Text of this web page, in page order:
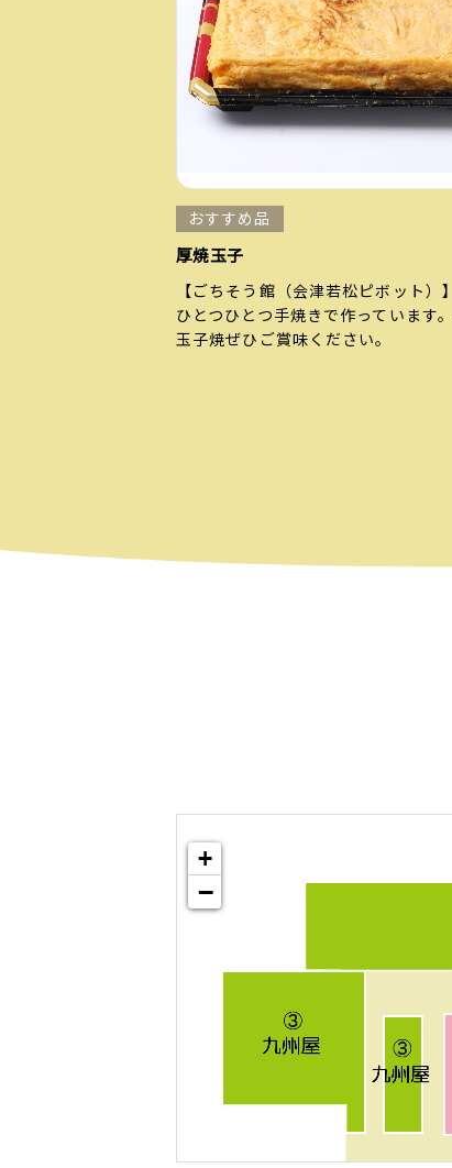
おすすめ品
厚焼玉子
【ごちそう館（会津若松ピボット）】
ひとつひとつ手焼きで作っています
玉子焼ぜひご賞味ください。